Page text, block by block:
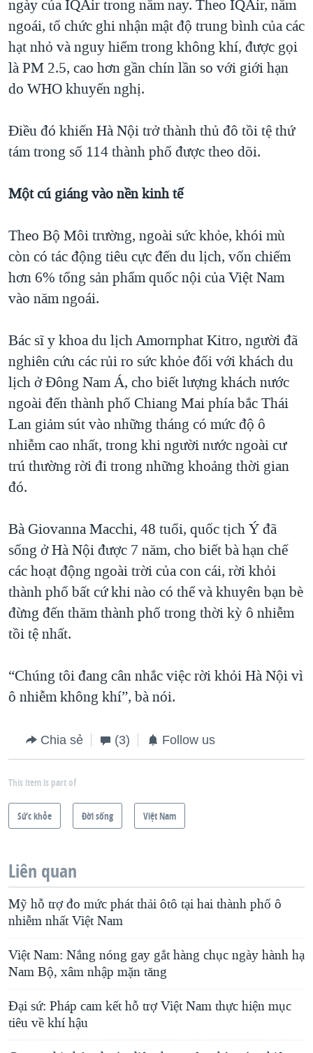
ngày của IQAir trong năm nay. Theo IQAir, năm
ngoái, tổ chức ghi nhận mật độ trung bình của các
hạt nhỏ và nguy hiểm trong không khí, được gọi
là PM 2.5, cao hơn gần chín lần so với giới hạn
do WHO khuyến nghị.
Điều đó khiến Hà Nội trở thành thủ đô tồi tệ thứ
tám trong số 114 thành phố được theo dõi.
Một cú giáng vào nền kinh tế
Theo Bộ Môi trường, ngoài sức khỏe, khói mù
còn có tác động tiêu cực đến du lịch, vốn chiếm
hơn 6% tổng sản phẩm quốc nội của Việt Nam
vào năm ngoái.
Bác sĩ y khoa du lịch Amornphat Kitro, người đã
nghiên cứu các rủi ro sức khỏe đối với khách du
lịch ở Đông Nam Á, cho biết lượng khách nước
ngoài đến thành phố Chiang Mai phía bắc Thái
Lan giảm sút vào những tháng có mức độ ô
nhiễm cao nhất, trong khi người nước ngoài cư
trú thường rời đi trong những khoảng thời gian
đó.
Bà Giovanna Macchi, 48 tuổi, quốc tịch Ý đã
sống ở Hà Nội được 7 năm, cho biết bà hạn chế
các hoạt động ngoài trời của con cái, rời khỏi
thành phố bất cứ khi nào có thể và khuyên bạn bè
đừng đến thăm thành phố trong thời kỳ ô nhiễm
tồi tệ nhất.
“Chúng tôi đang cân nhắc việc rời khỏi Hà Nội vì
ô nhiễm không khí”, bà nói.
Chia sẻ (3) Follow us
This item is part of
Sức khỏe Ðời sống Việt Nam
Liên quan
Mỹ hỗ trợ đo mức phát thải ôtô tại hai thành phố ô
nhiễm nhất Việt Nam
Việt Nam: Nắng nóng gay gắt hàng chục ngày hành hạ
Nam Bộ, xâm nhập mặn tăng
Đại sứ: Pháp cam kết hỗ trợ Việt Nam thực hiện mục
tiêu về khí hậu